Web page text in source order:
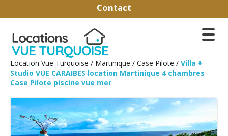
Contact
Location Vue Turquoise / Martinique / Case Pilote / Villa +
Studio VUE CARAIBES location Martinique 4 chambres
Case Pilote piscine vue mer